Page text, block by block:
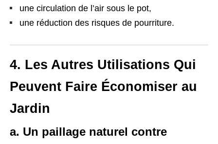
une circulation de l’air sous le pot,
une réduction des risques de pourriture.
4. Les Autres Utilisations Qui
Peuvent Faire Économiser au
Jardin
a. Un paillage naturel contre